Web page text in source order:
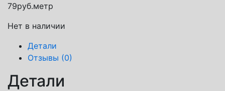
79руб.метр
Нет в наличии
Детали
Отзывы (0)
Детали